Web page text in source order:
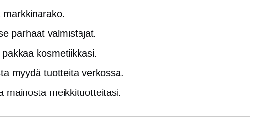
markkinarako.
parhaat valmistajat.
kosmetiikkasi.
myydä tuotteita verkossa.
mainosta meikkituotteitasi.